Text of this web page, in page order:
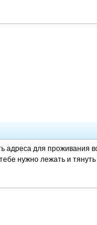
адреса для проживания
нужно лежать и тянуть